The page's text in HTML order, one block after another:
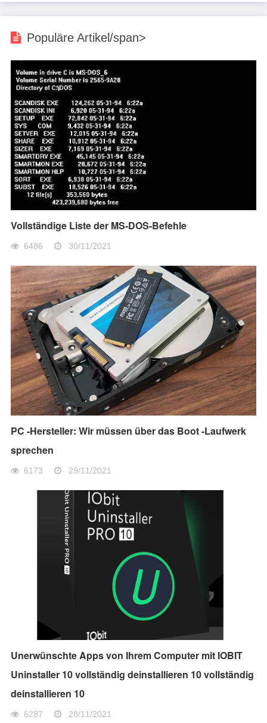
Populäre Artikel/span>
Vollständige Liste der MS-DOS-Befehle
6486 30/11/2021
PC -Hersteller: Wir müssen über das Boot -Laufwerk
sprechen
6173 29/11/2021
Unerwünschte Apps von Ihrem Computer mit IOBIT
Uninstaller 10 vollständig deinstallieren 10 vollständig
deinstallieren 10
6287 28/11/2021